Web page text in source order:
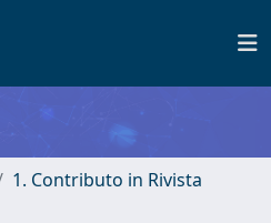
1. Contributo in Rivista